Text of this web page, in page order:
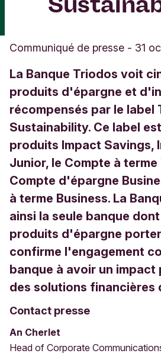
Communiqué de presse - 31
La Banque Triodos voit
produits d'épargne et
récompensés par le label
Sustainability. Ce label
produits Impact Savings,
Junior, le Compte à
Compte d'épargne
à terme Business. La
ainsi la seule banque
produits d'épargne
confirme l'engagement
banque à avoir un
des solutions financières
Contact presse
An Cherlet
Head of Corporate